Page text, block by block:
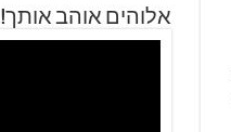
אלוהים אוהב אותך!